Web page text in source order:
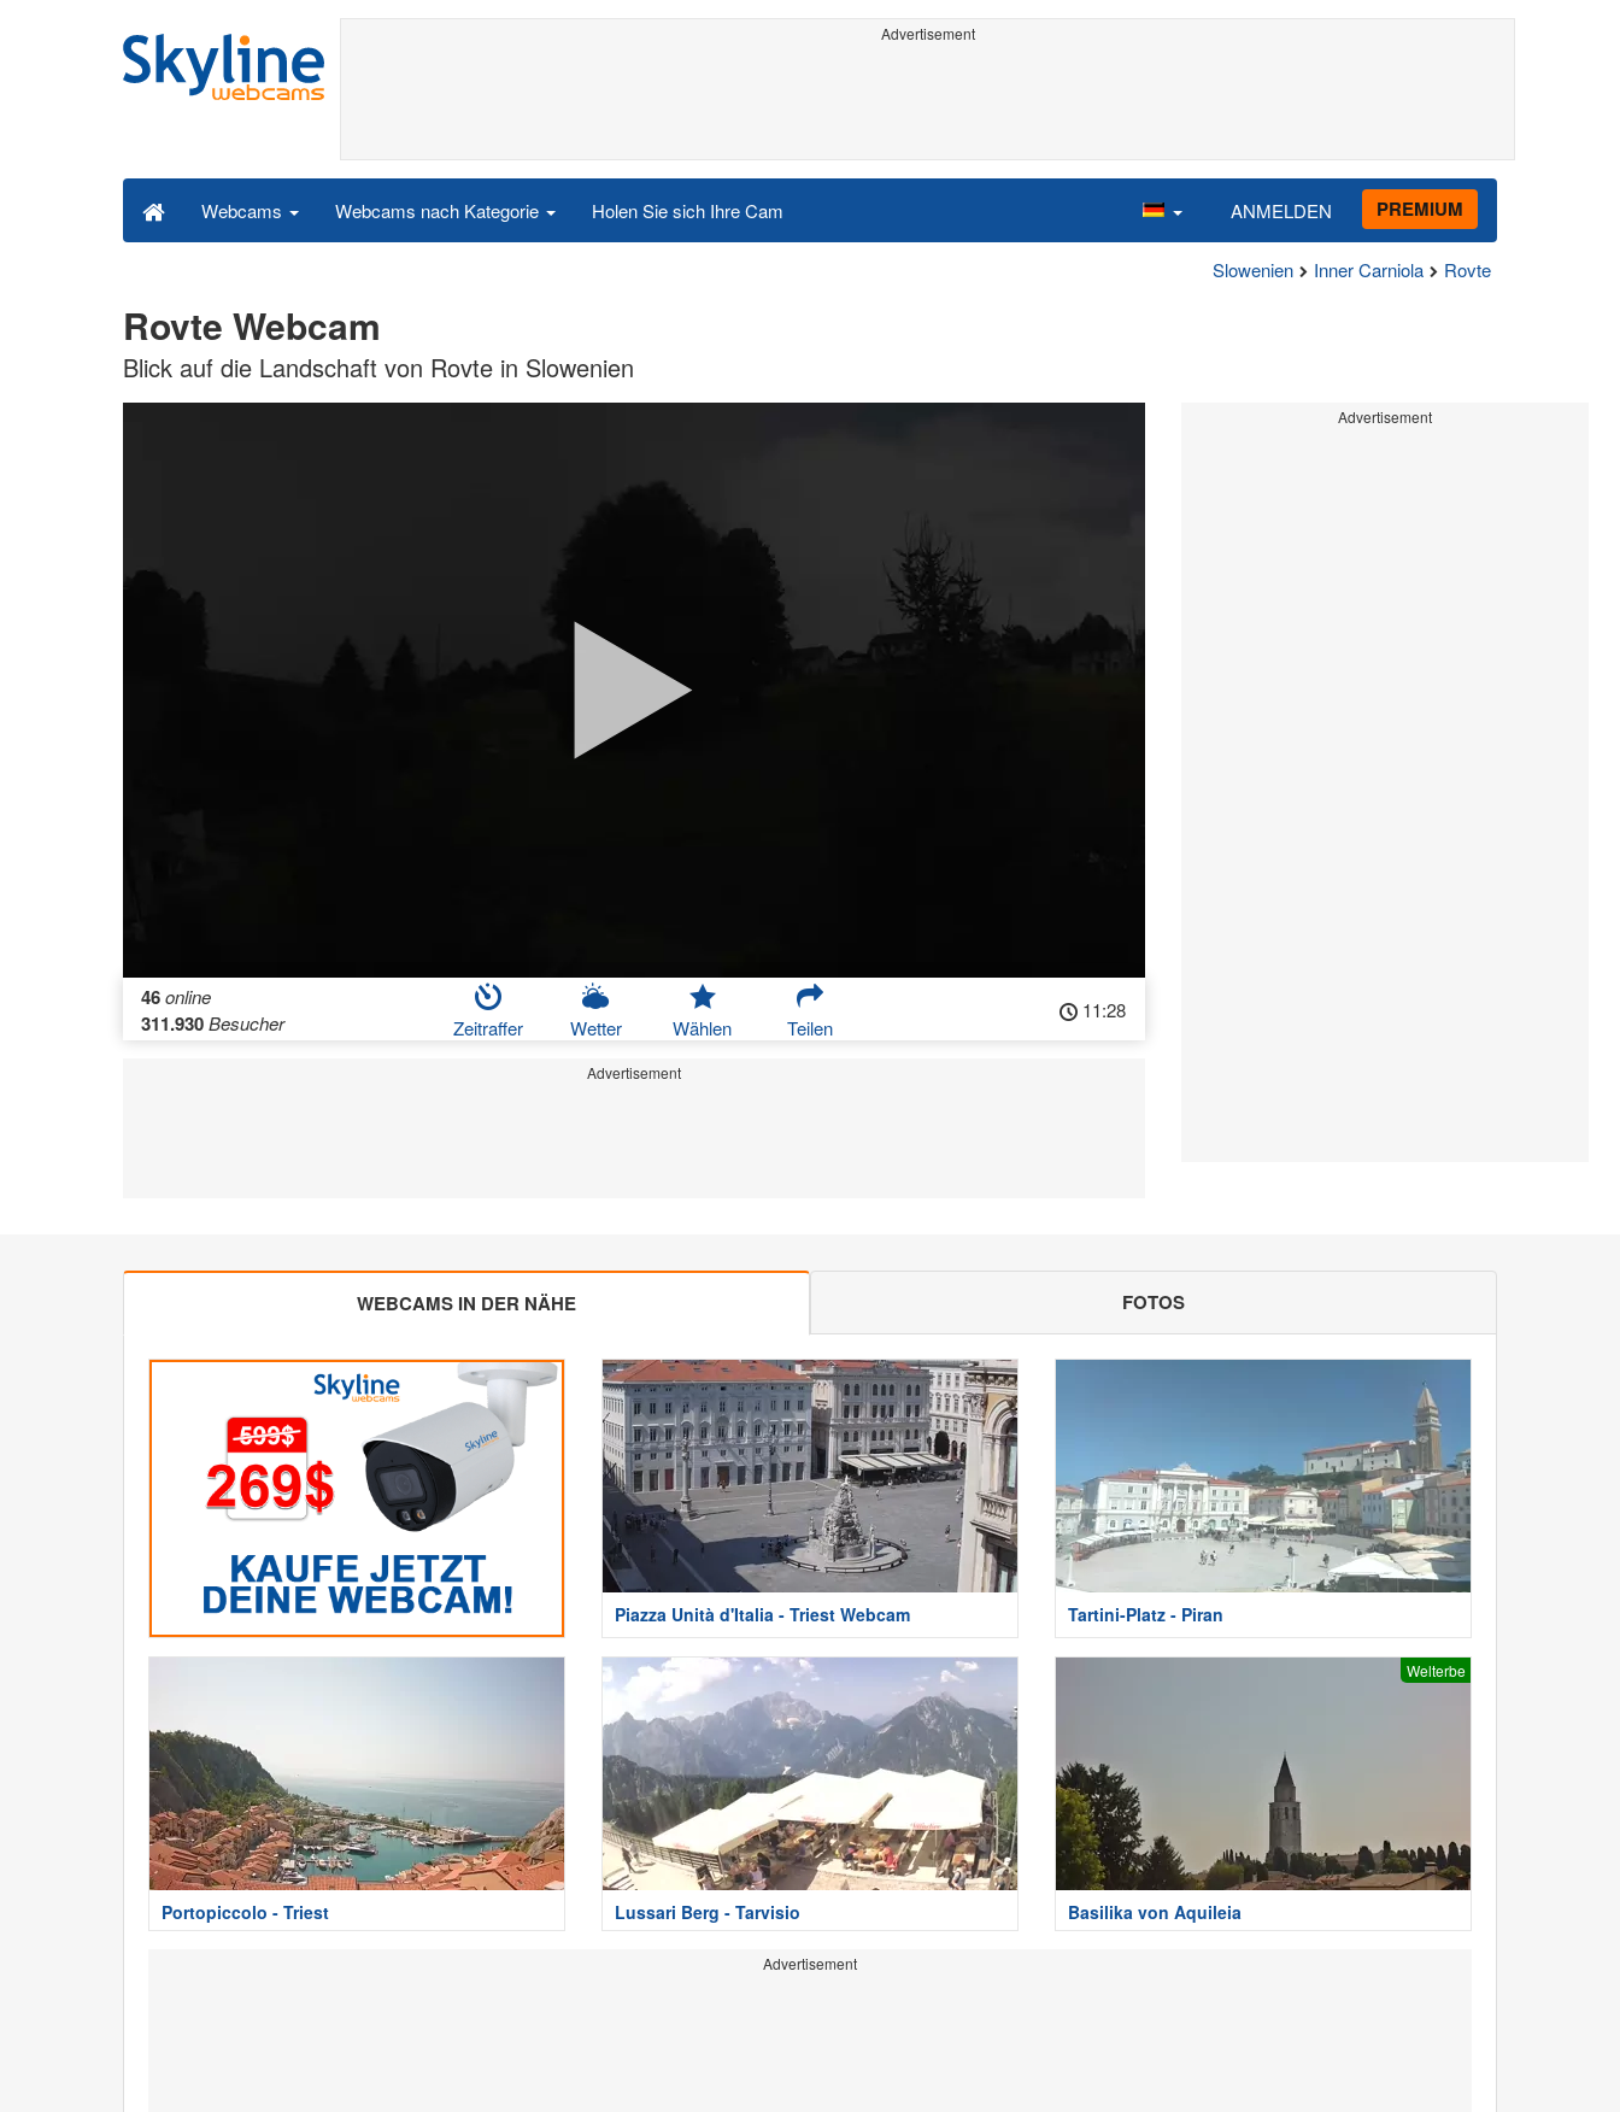
Advertisement
Webcams Webcams nach Kategorie Holen Sie sich Ihre Cam ANMELDEN PREMIUM
Slowenien Inner Carniola Rovte
Rovte Webcam
Blick auf die Landschaft von Rovte in Slowenien
46online
311.930Besucher Zeitraffer Wetter Wählen Teilen
11:28
Advertisement
Advertisement
WEBCAMS IN DER NÄHE FOTOS
Piazza Unità d'Italia - Triest Webcam Tartini-Platz - Piran
Portopiccolo - Triest Lussari Berg - Tarvisio
Welterbe
Basilika von Aquileia
Advertisement